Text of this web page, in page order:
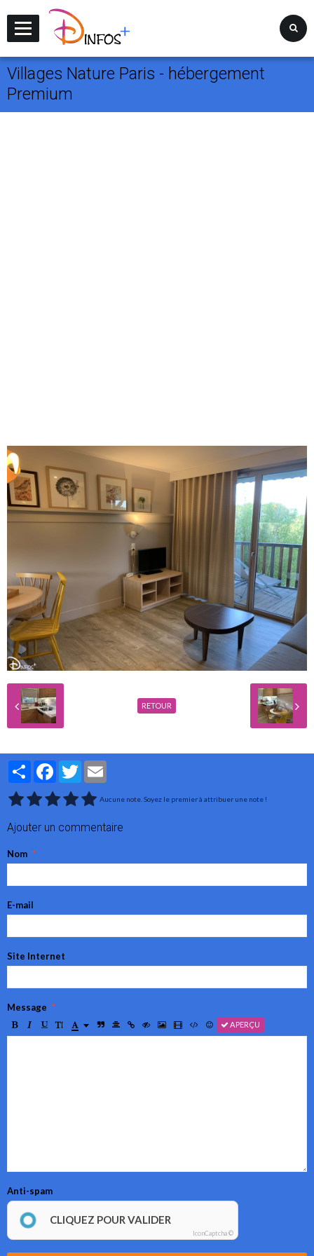
Villages Nature Paris - hébergement
Premium
RETOUR
PartagerFacebookTwitter
Aucune note. Soyez le premier à attribuer une note !
Ajouter un commentaire
Nom
E-mail
Site Internet
Message
APERÇU
Anti-spam
CLIQUEZ POUR VALIDER
IconCaptcha ©